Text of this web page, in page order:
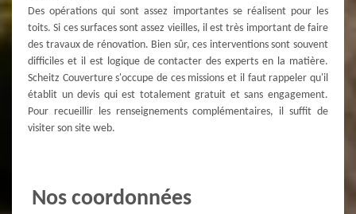
Des opérations qui sont assez importantes se réalisent pour les
toits. Si ces surfaces sont assez vieilles, il est très important de faire
des travaux de rénovation. Bien sûr, ces interventions sont souvent
difficiles et il est logique de contacter des experts en la matière.
Scheitz Couverture s'occupe de ces missions et il faut rappeler qu'il
établit un devis qui est totalement gratuit et sans engagement.
Pour recueillir les renseignements complémentaires, il suffit de
visiter son site web.
Nos coordonnées